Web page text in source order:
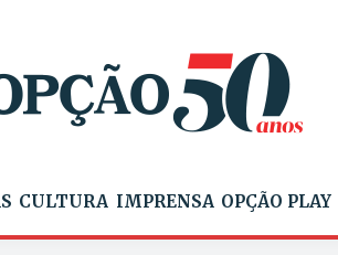
CULTURA IMPRENSA OPÇÃO PLAY